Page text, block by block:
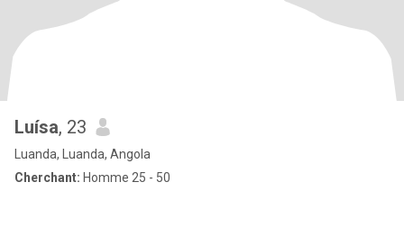
Luísa, 23
Luanda, Luanda, Angola
Cherchant: Homme 25 - 50